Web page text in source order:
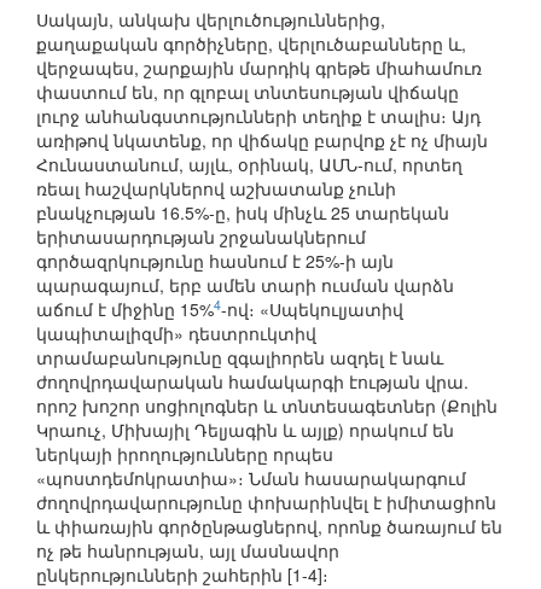
Սակայն, անկախ վերլուծություններից,
քաղաքական գործիչները, վերլուծաբանները և,
վերջապես, շարքային մարդիկ գրեթե միահամուռ
փաստում են, որ գլոբալ տնտեսության վիճակը
լուրջ անհանգստությունների տեղիք է տալիս։ Այդ
առիթով նկատենք, որ վիճակը բարվոք չէ ոչ միայն
Հունաստանում, այլև, օրինակ, ԱՄՆ-ում, որտեղ
ռեալ հաշվարկներով աշխատանք չունի
բնակչության 16.5%-ը, իսկ մինչև 25 տարեկան
երիտասարդության շրջանակներում
գործազրկությունը հասնում է 25%-ի այն
պարագայում, երբ ամեն տարի ուսման վարձն
աճում է միջինը 15%4-ով։ «Սպեկուլյատիվ
կապիտալիզմի» դեստրուկտիվ
տրամաբանությունը զգալիորեն ազդել է նաև
ժողովրդավարական համակարգի էության վրա.
որոշ խոշոր սոցիոլոգներ և տնտեսագետներ (Քոլին
Կրաուչ, Միխայիլ Դելյագին և այլք) որակում են
ներկայի իրողությունները որպես
«պոստդեմոկրատիա»։ Նման հասարակարգում
ժողովրդավարությունը փոխարինվել է իմիտացիոն
և փիառային գործընթացներով, որոնք ծառայում են
ոչ թե հանրության, այլ մասնավոր
ընկերությունների շահերին [1-4]։